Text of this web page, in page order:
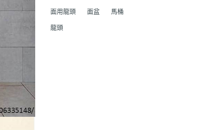
面用龍頭 面盆 馬桶
龍頭